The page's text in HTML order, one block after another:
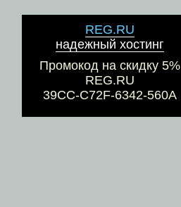
REG.RU
надежный хостинг
Промокод на скидку 5%
REG.RU
39CC-C72F-6342-560A